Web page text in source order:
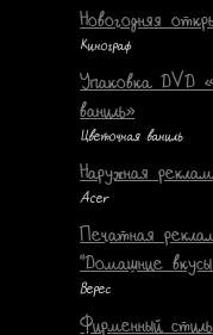
Новогодняя
Кинограф
Упаковка DVD
ваниль»
Цветочная ваниль
Наружная
Acer
Печатная
"Домашние
Верес
Фирменный